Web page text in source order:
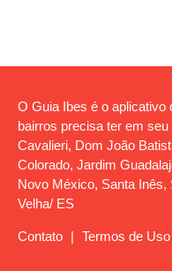
O Guia Ibes é o aplicativo
bairros precisa ter em
Cavalieri, Dom João
Colorado, Jardim
Novo México, Santa
Velha/ ES
Contato | Termos de Uso